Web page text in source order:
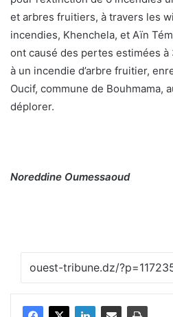
et arbres fruitiers, à travers les
incendies, Khenchela, et Aïn
ont causé des pertes estimées
à un incendie d’arbre fruitier,
Oucif, commune de Bouhmama,
déplorer.
Noreddine Oumessaoud